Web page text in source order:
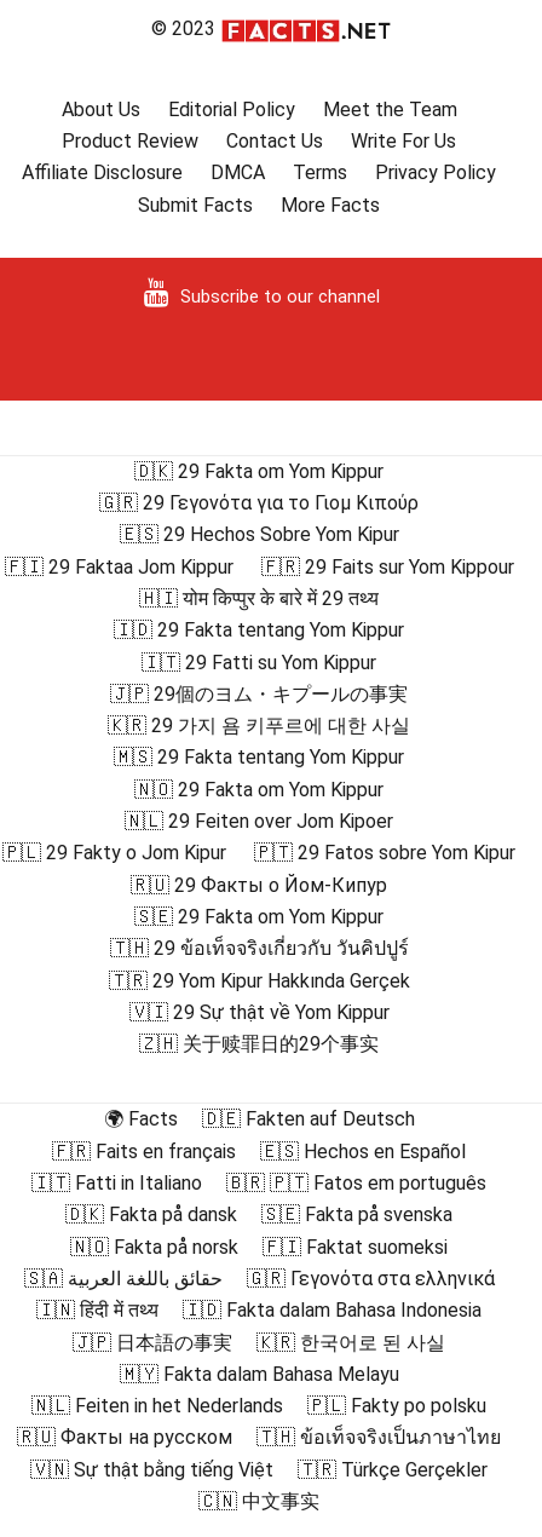
© 2023
About Us Editorial Policy
Meet the Team
Product Review
Contact Us
Write For Us
Affiliate Disclosure
DMCA Terms
Privacy Policy
Submit Facts
More Facts
Subscribe to our channel
🇩🇰 29 Fakta om Yom Kippur
🇬🇷 29 Γεγονότα για το Γιομ Κιπούρ
🇪🇸 29 Hechos Sobre Yom Kipur
🇫🇮 29 Faktaa Jom Kippur
🇫🇷 29 Faits sur Yom Kippour
🇭🇮 योम किप्पुर के बारे में 29 तथ्य
🇮🇩 29 Fakta tentang Yom Kippur
🇮🇹 29 Fatti su Yom Kippur
🇯🇵 29個のヨム・キプールの事実
🇰🇷 29 가지 욤 키푸르에 대한 사실
🇲🇸 29 Fakta tentang Yom Kippur
🇳🇴 29 Fakta om Yom Kippur
🇳🇱 29 Feiten over Jom Kipoer
🇵🇱 29 Fakty o Jom Kipur
🇵🇹 29 Fatos sobre Yom Kipur
🇷🇺 29 Факты о Йом-Кипур
🇸🇪 29 Fakta om Yom Kippur
🇹🇭 29 ข้อเท็จจริงเกี่ยวกับ วันคิปปูร์
🇹🇷 29 Yom Kipur Hakkında Gerçek
🇻🇮 29 Sự thật về Yom Kippur
🇿🇭 关于赎罪日的29个事实
🌍 Facts
🇩🇪 Fakten auf Deutsch
🇫🇷 Faits en français
🇪🇸 Hechos en Español
🇮🇹 Fatti in Italiano
🇧🇷 🇵🇹 Fatos em português
🇩🇰 Fakta på dansk
🇸🇪 Fakta på svenska
🇳🇴 Fakta på norsk
🇫🇮 Faktat suomeksi
🇸🇦 حقائق باللغة العربية
🇬🇷 Γεγονότα στα ελληνικά
🇮🇳 हिंदी में तथ्य
🇮🇩 Fakta dalam Bahasa Indonesia
🇯🇵 日本語の事実
🇰🇷 한국어로 된 사실
🇲🇾 Fakta dalam Bahasa Melayu
🇳🇱 Feiten in het Nederlands
🇵🇱 Fakty po polsku
🇷🇺 Факты на русском
🇹🇭 ข้อเท็จจริงเป็นภาษาไทย
🇻🇳 Sự thật bằng tiếng Việt
🇹🇷 Türkçe Gerçekler
🇨🇳 中文事实